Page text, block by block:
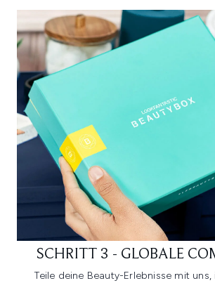
SCHRITT 3 - GLOBALE
Teile deine Beauty-Erlebnisse mit